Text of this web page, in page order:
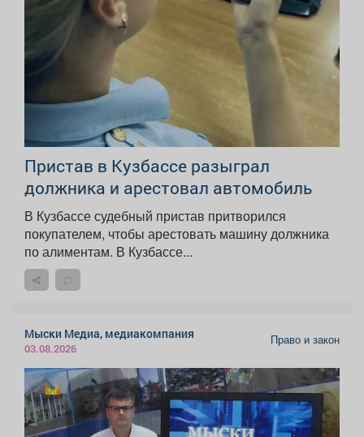
Пристав в Кузбассе разыграл
должника и арестовал автомобиль
В Кузбассе судебный пристав притворился
покупателем, чтобы арестовать машину должника
по алиментам. В Кузбассе...
Мыски Медиа, медиакомпания
03.08.2026
Право и закон